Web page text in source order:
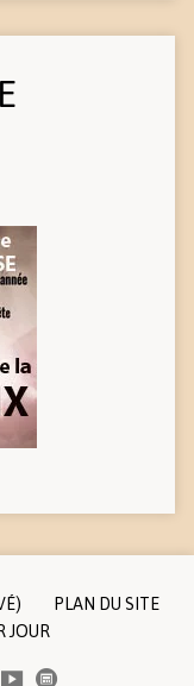
PLAN DU SITE
JOUR